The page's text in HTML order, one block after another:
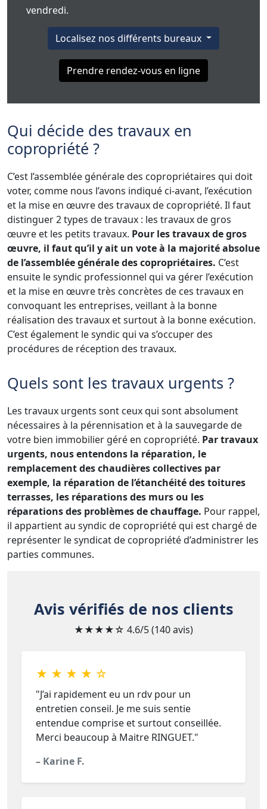
vendredi.
Localisez nos différents bureaux
Prendre rendez-vous en ligne
Qui décide des travaux en
copropriété ?
C’est l’assemblée générale des copropriétaires qui doit
voter, comme nous l’avons indiqué ci-avant, l’exécution
et la mise en œuvre des travaux de copropriété. Il faut
distinguer 2 types de travaux : les travaux de gros
œuvre et les petits travaux. Pour les travaux de gros
œuvre, il faut qu’il y ait un vote à la majorité absolue
de l’assemblée générale des copropriétaires. C’est
ensuite le syndic professionnel qui va gérer l’exécution
et la mise en œuvre très concrètes de ces travaux en
convoquant les entreprises, veillant à la bonne
réalisation des travaux et surtout à la bonne exécution.
C’est également le syndic qui va s’occuper des
procédures de réception des travaux.
Quels sont les travaux urgents ?
Les travaux urgents sont ceux qui sont absolument
nécessaires à la pérennisation et à la sauvegarde de
votre bien immobilier géré en copropriété. Par travaux
urgents, nous entendons la réparation, le
remplacement des chaudières collectives par
exemple, la réparation de l’étanchéité des toitures
terrasses, les réparations des murs ou les
réparations des problèmes de chauffage. Pour rappel,
il appartient au syndic de copropriété qui est chargé de
représenter le syndicat de copropriété d’administrer les
parties communes.
Avis vérifiés de nos clients
★★★★☆ 4.6/5 (140 avis)
★ ★ ★ ★ ☆
"J’ai rapidement eu un rdv pour un
entretien conseil. Je me suis sentie
entendue comprise et surtout conseillée.
Merci beaucoup à Maitre RINGUET."
– Karine F.